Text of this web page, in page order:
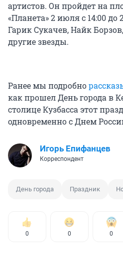
артистов. Он пройдет на
«Планета» 2 июля с 14:00 до
Гарик Сукачев, Найк
другие звезды.
Ранее мы подробно
как прошел День города в
столице Кузбасса этот
одновременно с Днем
Игорь Епифанцев
Корреспондент
День города Праздник
0 0 0